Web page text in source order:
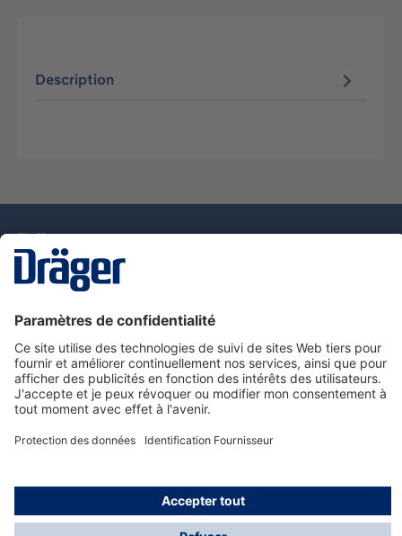
Description
Nous contacter
Service de e-commande Dräger
Informations sur les produits
© Dräger France SAS, 2024
*Prix hors taxe. Frais de gestion et de livraison standard